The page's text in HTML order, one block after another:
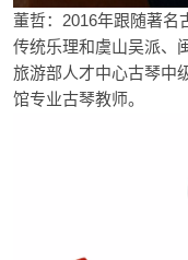
董哲： 2016年跟随著名
传统乐理和虞山吴派、
旅游部人才中心古琴中
馆专业古琴教师。